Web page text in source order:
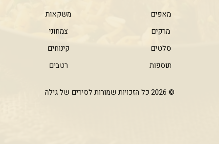
מאפים
מרקים
סלטים
תוספות
משקאות
צמחוני
קינוחים
רטבים
© 2026 כל הזכויות שמורות לסירים של גילה